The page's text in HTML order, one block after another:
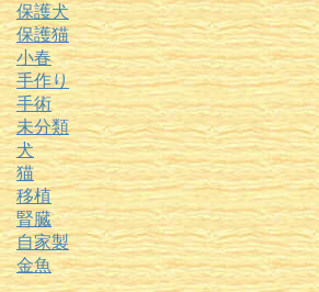
保護犬
保護猫
小春
手作り
手術
未分類
犬
猫
移植
腎臓
自家製
金魚